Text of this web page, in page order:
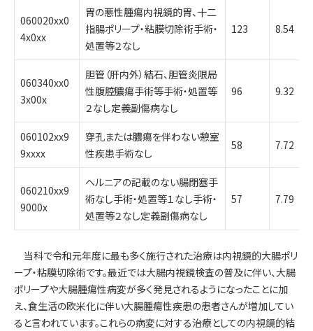
060020xx0
4x0xx
胃の悪性腫瘍内視鏡的胃、十二
指腸ポリープ・粘膜切除術手術・
処置等２なし
123 8.54
060340xx0
3x00x
胆管（肝内外）結石、胆管炎限局
性腹腔膿瘍手術等手術・処置等
２なし定義副傷病なし
96 9.32
060102xx9
9xxxx
穿孔または膿瘍を伴わない憩室
性疾患手術なし
58 7.72
060210xx9
9000x
ヘルニアの記載のない腸閉塞手
術なし手術・処置等１なし手術・
処置等２なし定義副傷病なし
57 7.79
当科で令和元年度に最も多く施行された治療は内視鏡的大腸ポリ
ープ・粘膜切除術です。最近では大腸内視鏡検査の普及に伴い、大腸
ポリープや大腸腫瘍性病変が多く発見されるようになったことに加
え、食生活の欧米化に伴い大腸腫瘍性疾患の患者さんが増加してい
ると言われています。これらの病変に対する治療としての内視鏡的結